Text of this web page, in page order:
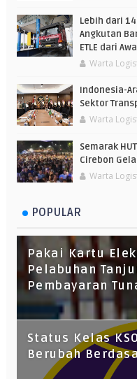
Lebih dari
Angkutan
ETLE dari
Warta
Indonesia-
Sektor
Warta
Semarak
Cirebon
Warta
POPULAR
Pakai Kartu
Pelabuhan
Pembayaran
Status Kelas
Berubah